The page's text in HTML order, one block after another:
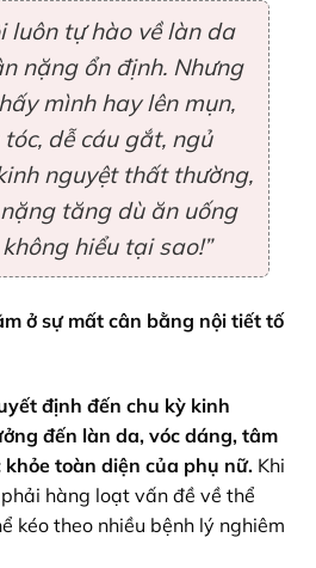
luôn tự hào về làn da
nặng ổn định. Nhưng
mình hay lên mụn,
dễ cáu gắt, ngủ
nguyệt thất thường,
tăng dù ăn uống
hiểu tại sao!”
ở sự mất cân bằng nội tiết tố
định đến chu kỳ kinh
đến làn da, vóc dáng, tâm
toàn diện của phụ nữ. Khi
hàng loạt vấn đề về thể
kéo theo nhiều bệnh lý nghiêm